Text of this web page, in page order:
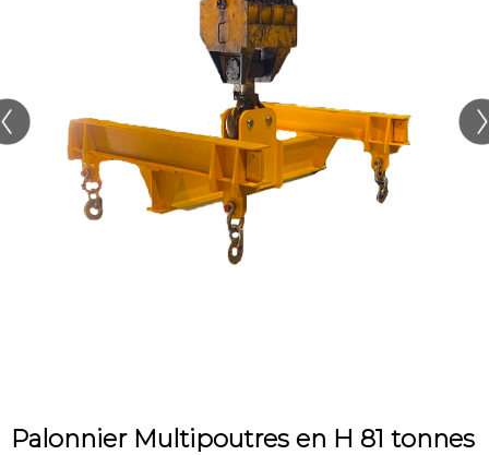
Palonnier Multipoutres en H 81 tonnes